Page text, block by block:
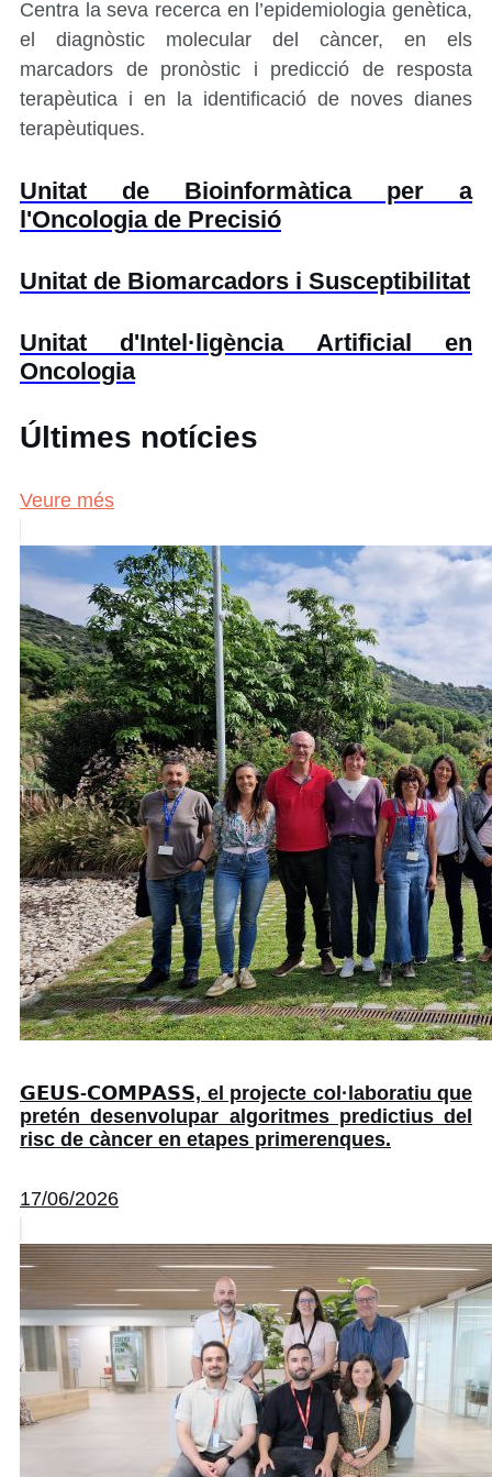
Centra la seva recerca en l’epidemiologia genètica,
el diagnòstic molecular del càncer, en els
marcadors de pronòstic i predicció de resposta
terapèutica i en la identificació de noves dianes
terapèutiques.
Unitat de Bioinformàtica per a
l'Oncologia de Precisió
Unitat de Biomarcadors i Susceptibilitat
Unitat d'Intel·ligència Artificial en
Oncologia
Últimes notícies
Veure més
𝗚𝗘𝗨𝗦-𝗖𝗢𝗠𝗣𝗔𝗦𝗦, el projecte col·laboratiu que
pretén desenvolupar algoritmes predictius del
risc de càncer en etapes primerenques.
17/06/2026